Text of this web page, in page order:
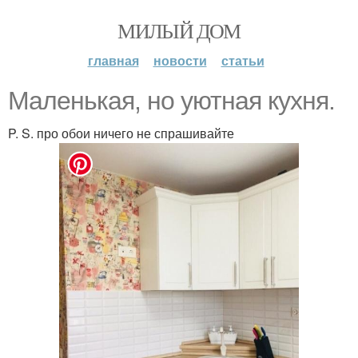
МИЛЫЙ ДОМ
главная новости статьи
Маленькая, но уютная кухня.
P. S. про обои ничего не спрашивайте